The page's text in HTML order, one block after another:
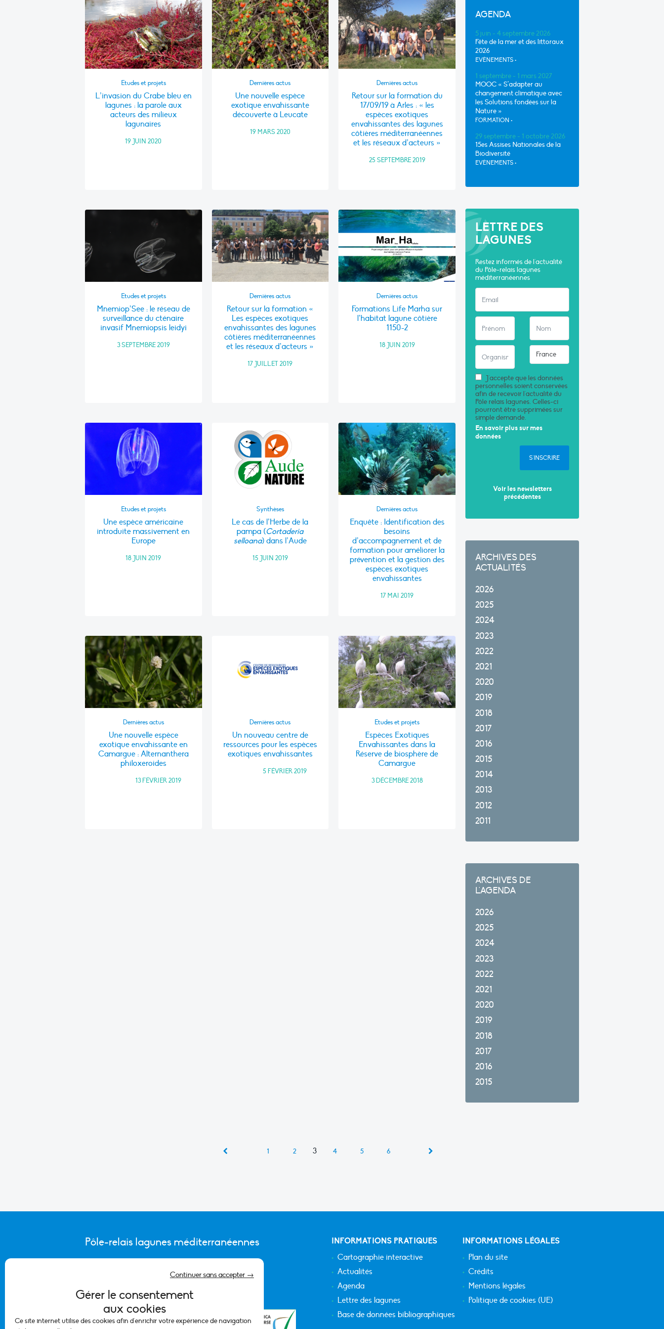
Gérer le consentement
aux cookies
Ce site internet utilise des cookies afin d'enrichir votre expérience de navigation
Continuer sans accepter →
Etudes et projets
L’invasion du Crabe bleu en
lagunes : la parole aux
acteurs des milieux
lagunaires
19 JUIN 2020
Dernières actus
Une nouvelle espèce
exotique envahissante
découverte à Leucate
19 MARS 2020
Dernières actus
Retour sur la formation du
17/09/19 à Arles : « les
espèces exotiques
envahissantes des lagunes
côtières méditerranéennes
et les réseaux d’acteurs »
25 SEPTEMBRE 2019
Etudes et projets
Mnemiop’See : le réseau de
surveillance du cténaire
invasif Mnemiopsis leidyi
3 SEPTEMBRE 2019
Dernières actus
Retour sur la formation «
Les espèces exotiques
envahissantes des lagunes
côtières méditerranéennes
et les réseaux d’acteurs »
17 JUILLET 2019
Dernières actus
Formations Life Marha sur
l’habitat lagune côtière
1150-2
18 JUIN 2019
Etudes et projets
Une espèce américaine
introduite massivement en
Europe
18 JUIN 2019
Synthèses
Le cas de l’Herbe de la
pampa (Cortaderia
selloana) dans l’Aude
15 JUIN 2019
Dernières actus
Enquête : Identification des
besoins
d’accompagnement et de
formation pour améliorer la
prévention et la gestion des
espèces exotiques
envahissantes
17 MAI 2019
Dernières actus
Une nouvelle espèce
exotique envahissante en
Camargue : Alternanthera
philoxeroides
13 FÉVRIER 2019
Dernières actus
Un nouveau centre de
ressources pour les espèces
exotiques envahissantes
5 FÉVRIER 2019
Etudes et projets
Espèces Exotiques
Envahissantes dans la
Réserve de biosphère de
Camargue
3 DÉCEMBRE 2018
AGENDA
5 juin - 4 septembre 2026
Fête de la mer et des littoraux
2026
EVÈNEMENTS •
1 septembre - 1 mars 2027
MOOC « S’adapter au
changement climatique avec
les Solutions fondées sur la
Nature »
FORMATION •
29 septembre - 1 octobre 2026
15es Assises Nationales de la
Biodiversité
EVÈNEMENTS •
LETTRE DES
LAGUNES
Restez informés de l'actualité
du Pôle-relais lagunes
méditerranéennes
J'accepte que les données
personnelles soient conservées
afin de recevoir l'actualité du
Pôle relais lagunes. Celles-ci
pourront être supprimées sur
simple demande.
En savoir plus sur mes
données
S'INSCRIRE
Voir les newsletters
précédentes
ARCHIVES DES
ACTUALITÉS
2026
2025
2024
2023
2022
2021
2020
2019
2018
2017
2016
2015
2014
2013
2012
2011
ARCHIVES DE
L'AGENDA
2026
2025
2024
2023
2022
2021
2020
2019
2018
2017
2016
2015
1 2 3 4 5 6
Pôle-relais lagunes méditerranéennes
CONTACTER L’ÉQUIPE DU PÔLE
INFORMATIONS PRATIQUES
Cartographie interactive
Actualités
Agenda
Lettre des lagunes
Base de données bibliographiques
INFORMATIONS LÉGALES
Plan du site
Crédits
Mentions légales
Politique de cookies (UE)